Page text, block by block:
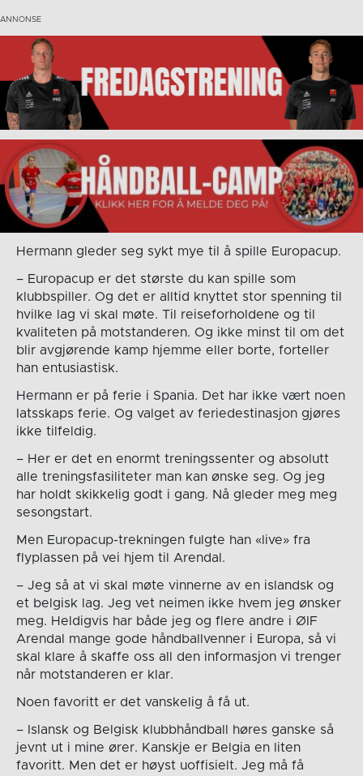
Hermann gleder seg sykt mye til å spille Europacup.
– Europacup er det største du kan spille som
klubbspiller. Og det er alltid knyttet stor spenning til
hvilke lag vi skal møte. Til reiseforholdene og til
kvaliteten på motstanderen. Og ikke minst til om det
blir avgjørende kamp hjemme eller borte, forteller
han entusiastisk.
Hermann er på ferie i Spania. Det har ikke vært noen
latsskaps ferie. Og valget av feriedestinasjon gjøres
ikke tilfeldig.
– Her er det en enormt treningssenter og absolutt
alle treningsfasiliteter man kan ønske seg. Og jeg
har holdt skikkelig godt i gang. Nå gleder meg meg
sesongstart.
Men Europacup-trekningen fulgte han «live» fra
flyplassen på vei hjem til Arendal.
– Jeg så at vi skal møte vinnerne av en islandsk og
et belgisk lag. Jeg vet neimen ikke hvem jeg ønsker
meg. Heldigvis har både jeg og flere andre i ØIF
Arendal mange gode håndballvenner i Europa, så vi
skal klare å skaffe oss all den informasjon vi trenger
når motstanderen er klar.
Noen favoritt er det vanskelig å få ut.
– Islansk og Belgisk klubbhåndball høres ganske så
jevnt ut i mine ører. Kanskje er Belgia en liten
favoritt. Men det er høyst uoffisielt. Jeg må få